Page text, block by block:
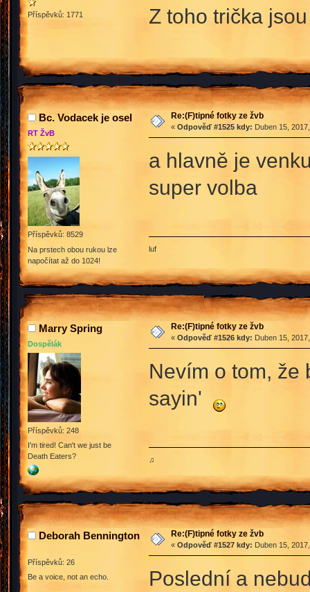
Příspěvků: 1771 Z toho trička
Bc. Vodacek je osel
RT ŽvB
Příspěvků: 8529
Na prstech obou rukou lze
napočítat až do 1024!
Re:(F)tipné fotky ze žvb
« Odpověď #1525 kdy: Duben 15,
a hlavně je
super volba
luf
Marry Spring
Dospělák
Příspěvků: 248
I'm tired! Can't we just be
Death Eaters?
Re:(F)tipné fotky ze žvb
« Odpověď #1526 kdy: Duben 15,
Nevím o tom, že
sayin'
♫
Deborah Bennington
Příspěvků: 26
Be a voice, not an echo.
Re:(F)tipné fotky ze žvb
« Odpověď #1527 kdy: Duben 15,
Poslední a